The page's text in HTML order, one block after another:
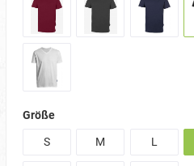
Größe
S
M L